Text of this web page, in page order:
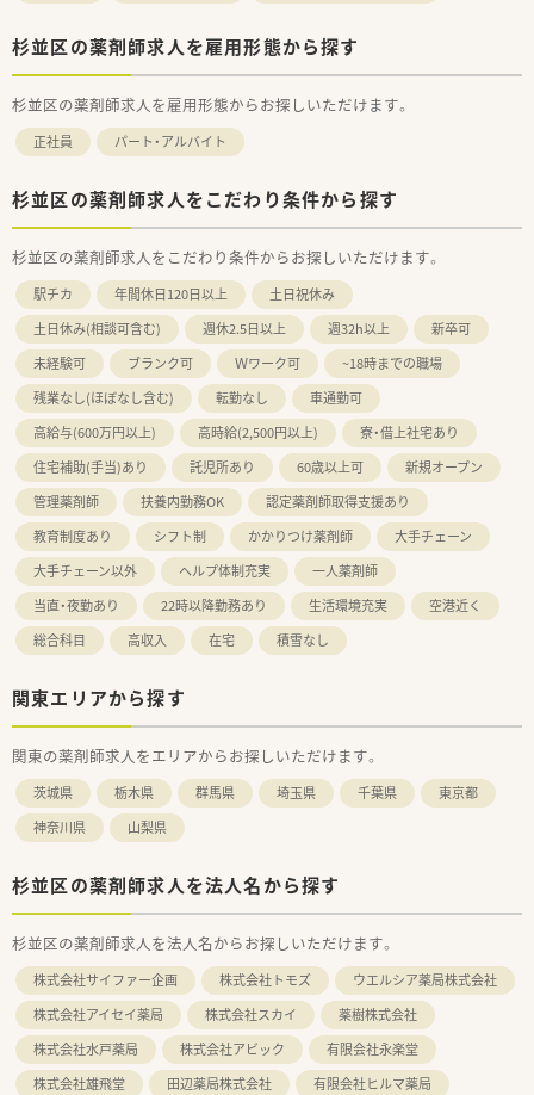
杉並区の薬剤師求人を雇用形態から探す
杉並区の薬剤師求人を雇用形態からお探しいただけます。
正社員 パート・アルバイト
杉並区の薬剤師求人をこだわり条件から探す
杉並区の薬剤師求人をこだわり条件からお探しいただけます。
駅チカ 年間休日120日以上
土日祝休み
土日休み(相談可含む)
週休2.5日以上 週32h以上
新卒可
未経験可
ブランク可 Ｗワーク可
~18時までの職場
残業なし(ほぼなし含む)
転勤なし
車通勤可
高給与(600万円以上)
高時給(2,500円以上)
寮・借上社宅あり
住宅補助(手当)あり
託児所あり 60歳以上可
新規オープン
管理薬剤師
扶養内勤務OK
認定薬剤師取得支援あり
教育制度あり
シフト制 かかりつけ薬剤師
大手チェーン
大手チェーン以外
ヘルプ体制充実
一人薬剤師
当直・夜勤あり
22時以降勤務あり 生活環境充実
空港近く
総合科目
高収入 在宅 積雪なし
関東エリアから探す
関東の薬剤師求人をエリアからお探しいただけます。
茨城県 栃木県 群馬県 埼玉県 千葉県
東京都
神奈川県
山梨県
杉並区の薬剤師求人を法人名から探す
杉並区の薬剤師求人を法人名からお探しいただけます。
株式会社サイファー企画 株式会社トモズ
ウエルシア薬局株式会社
株式会社アイセイ薬局
株式会社スカイ
薬樹株式会社
株式会社水戸薬局
株式会社アビック
有限会社永楽堂
株式会社雄飛堂
田辺薬局株式会社
有限会社ヒルマ薬局